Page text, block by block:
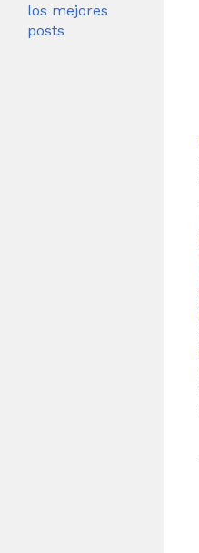
los mejores
posts